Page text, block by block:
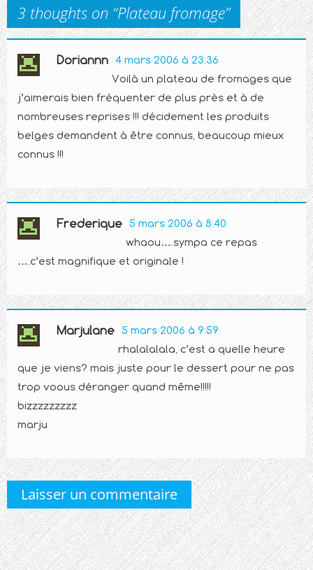
3 thoughts on “Plateau fromage”
Doriannn 4 mars 2006 à 23:36
Voilà un plateau de fromages que
j’aimerais bien fréquenter de plus près et à de
nombreuses reprises !!! décidement les produits
belges demandent à être connus, beaucoup mieux
connus !!!
Frederique 5 mars 2006 à 8:40
whaou….sympa ce repas
….c’est magnifique et originale !
Marjulane 5 mars 2006 à 9:59
rhalalalala, c’est a quelle heure
que je viens? mais juste pour le dessert pour ne pas
trop voous déranger quand même!!!!!
bizzzzzzzzz
marju
Laisser un commentaire